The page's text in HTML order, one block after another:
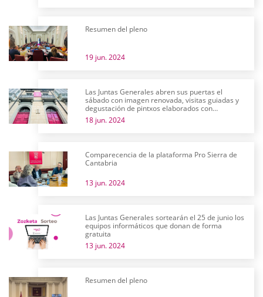
Resumen del pleno
19 jun. 2024
Las Juntas Generales abren sus puertas el
sábado con imagen renovada, visitas guiadas y
degustación de pintxos elaborados con
productos alaveses
18 jun. 2024
Comparecencia de la plataforma Pro Sierra de
Cantabria
13 jun. 2024
Las Juntas Generales sortearán el 25 de junio los
equipos informáticos que donan de forma
gratuita
13 jun. 2024
Resumen del pleno